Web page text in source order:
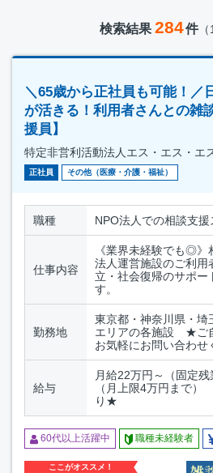
検索結果 284件（
＼65歳から正社員も可能！
が活きる！利用者さんとの雑
援員】
特定非営利活動法人エス・エス・エ
正社員 その他（医療・介護・福祉）
職種 NPO法人での相談支援
仕事内容
《業界未経験でも◎》
法人運営施設のご利用
立・社会復帰のサポー
す。
勤務地
東京都・神奈川県・埼
エリアの各施設 ★ご
お気軽にお問い合わせ
給与
月給22万円～（固定
（月上限4万円まで
り★
60代以上活躍中 職種未経験者
ここがオススメ！